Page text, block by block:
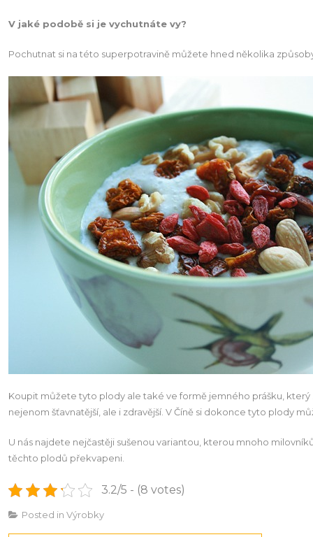
V jaké podobě si je vychutnáte vy?
Pochutnat si na této superpotravině můžete hned několika
Koupit můžete tyto plody ale také ve formě jemného prášku,
nejenom šťavnatější, ale i zdravější. V Číně si dokonce tyto plody
U nás najdete nejčastěji sušenou variantou, kterou mnoho
těchto plodů překvapeni.
3.2/5 - (8 votes)
Posted inVýrobky